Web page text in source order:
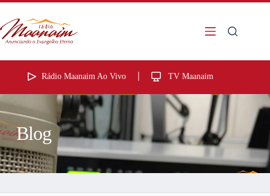
Rádio Maanaim Ao Vivo TV Maanaim
Blog